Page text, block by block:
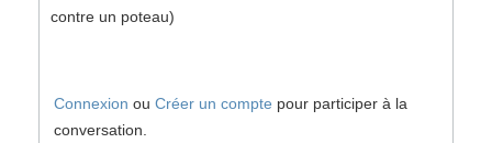
contre un poteau)
Connexion ou Créer un compte pour participer à la
conversation.